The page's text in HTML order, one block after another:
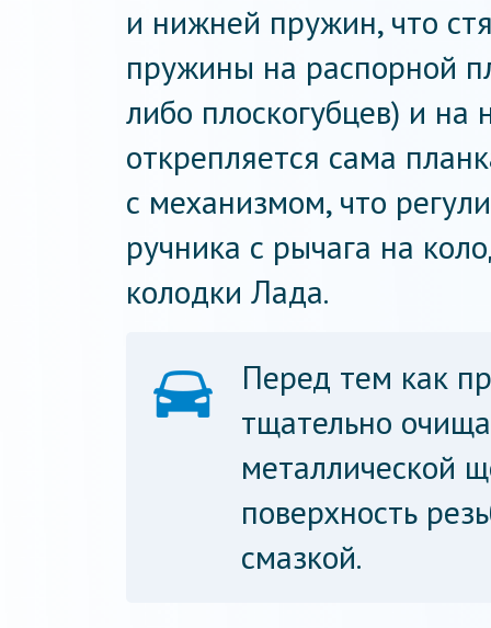
и нижней пружин, что
пружины на распорной
либо плоскогубцев) и
открепляется сама
с механизмом, что
ручника с рычага на
колодки Лада.
Перед тем как
тщательно
металлической
поверхность
смазкой.